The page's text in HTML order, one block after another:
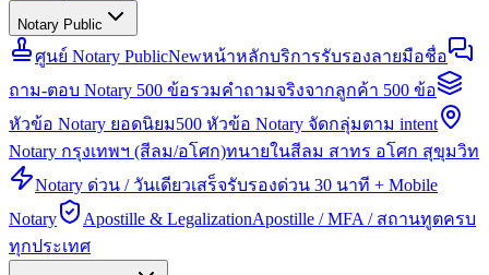
Notary Public
ศูนย์ Notary PublicNewหน้าหลักบริการรับรองลายมือชื่อ
ถาม-ตอบ Notary 500 ข้อรวมคำถามจริงจากลูกค้า 500 ข้อ
หัวข้อ Notary ยอดนิยม500 หัวข้อ Notary จัดกลุ่มตาม intent
Notary กรุงเทพฯ (สีลม/อโศก)ทนายในสีลม สาทร อโศก สุขุมวิท
Notary ด่วน / วันเดียวเสร็จรับรองด่วน 30 นาที + Mobile
Notary
Apostille & LegalizationApostille / MFA / สถานทูตครบ
ทุกประเทศ